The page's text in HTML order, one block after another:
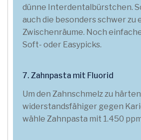
dünne Interdentalbürstchen.
auch die besonders schwer zu
Zwischenräume. Noch
Soft- oder Easypicks.
7. Zahnpasta mit Fluorid
Um den Zahnschmelz zu
widerstandsfähiger gegen
wähle Zahnpasta mit 1.450